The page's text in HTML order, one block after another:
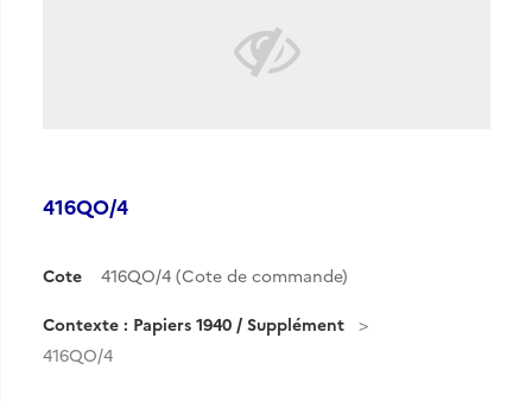
416QO/4
Cote 416QO/4 (Cote de commande)
Contexte : Papiers 1940 / Supplément
416QO/4